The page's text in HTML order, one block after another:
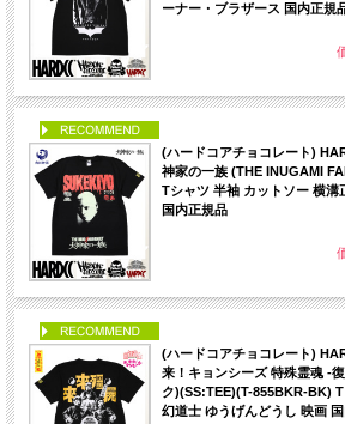
ーナー・ブラザース 国内正規
(ハードコアチョコレート)
神家の一族 (THE INUGAMI
Tシャツ 半袖 カットソー 横溝
国内正規品
(ハードコアチョコレート)
来！キョンシーズ 特殊霊魂 -
ク)(SS:TEE)(T-855BKR-BK)
幻道士 ゆうげんどうし 映画